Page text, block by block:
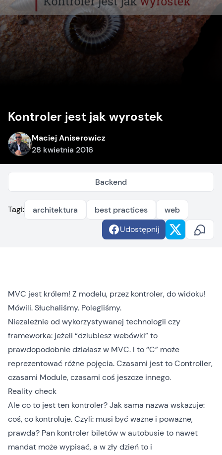
Kontroler jest jak wyrostek
Maciej Aniserowicz
28 kwietnia 2016
Backend
Tagi: architektura best practices
web
Udostępnij
MVC jest królem! Z modelu, przez kontroler, do widoku!
Mówili. Słuchaliśmy. Polegliśmy.
Niezależnie od wykorzystywanej technologii czy
frameworka: jeżeli “dziubiesz webówki” to
prawdopodobnie działasz w MVC. I to “C” może
reprezentować różne pojęcia. Czasami jest to Controller,
czasami Module, czasami coś jeszcze innego.
Reality check
Ale co to jest ten kontroler? Jak sama nazwa wskazuje:
coś, co kontroluje. Czyli: musi być ważne i poważne,
prawda? Pan kontroler biletów w autobusie to nawet
mandat może wypisać, a w zły dzień to i